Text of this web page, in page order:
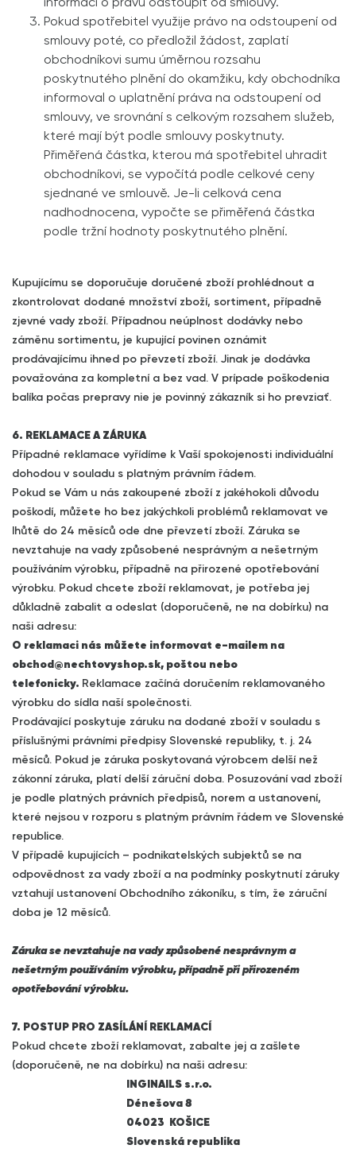
informaci o právu odstoupit od smlouvy.
Pokud spotřebitel využije právo na odstoupení od
smlouvy poté, co předložil žádost, zaplatí
obchodníkovi sumu úměrnou rozsahu
poskytnutého plnění do okamžiku, kdy obchodníka
informoval o uplatnění práva na odstoupení od
smlouvy, ve srovnání s celkovým rozsahem služeb,
které mají být podle smlouvy poskytnuty.
Přiměřená částka, kterou má spotřebitel uhradit
obchodníkovi, se vypočítá podle celkové ceny
sjednané ve smlouvě. Je-li celková cena
nadhodnocena, vypočte se přiměřená částka
podle tržní hodnoty poskytnutého plnění.
Kupujícímu se doporučuje doručené zboží prohlédnout a
zkontrolovat dodané množství zboží, sortiment, případně
zjevné vady zboží. Případnou neúplnost dodávky nebo
záměnu sortimentu, je kupující povinen oznámit
prodávajícímu ihned po převzetí zboží. Jinak je dodávka
považována za kompletní a bez vad. V prípade poškodenia
balíka počas prepravy nie je povinný zákazník si ho prevziať.
6. REKLAMACE A ZÁRUKA
Případné reklamace vyřídíme k Vaší spokojenosti individuální
dohodou v souladu s platným právním řádem.
Pokud se Vám u nás zakoupené zboží z jakéhokoli důvodu
poškodí, můžete ho bez jakýchkoli problémů reklamovat ve
lhůtě do 24 měsíců ode dne převzetí zboží. Záruka se
nevztahuje na vady způsobené nesprávným a nešetrným
používáním výrobku, případně na přirozené opotřebování
výrobku. Pokud chcete zboží reklamovat, je potřeba jej
důkladně zabalit a odeslat (doporučeně, ne na dobírku) na
naši adresu:
O reklamaci nás můžete informovat e-mailem na
obchod@nechtovyshop.sk, poštou nebo
telefonicky. Reklamace začíná doručením reklamovaného
výrobku do sídla naší společnosti.
Prodávající poskytuje záruku na dodané zboží v souladu s
příslušnými právními předpisy Slovenské republiky, t. j. 24
měsíců. Pokud je záruka poskytovaná výrobcem delší než
zákonní záruka, platí delší záruční doba. Posuzování vad zboží
je podle platných právních předpisů, norem a ustanovení,
které nejsou v rozporu s platným právním řádem ve Slovenské
republice.
V případě kupujících – podnikatelských subjektů se na
odpovědnost za vady zboží a na podmínky poskytnutí záruky
vztahují ustanovení Obchodního zákoníku, s tím, že záruční
doba je 12 měsíců.
Záruka se nevztahuje na vady způsobené nesprávnym a
nešetrným používáním výrobku, případně při přirozeném
opotřebování výrobku.
7. POSTUP PRO ZASÍLÁNÍ REKLAMACÍ
Pokud chcete zboží reklamovat, zabalte jej a zašlete
(doporučeně, ne na dobírku) na naši adresu:
INGINAILS s.r.o.
Dénešova 8
04023 KOŠICE
Slovenská republika